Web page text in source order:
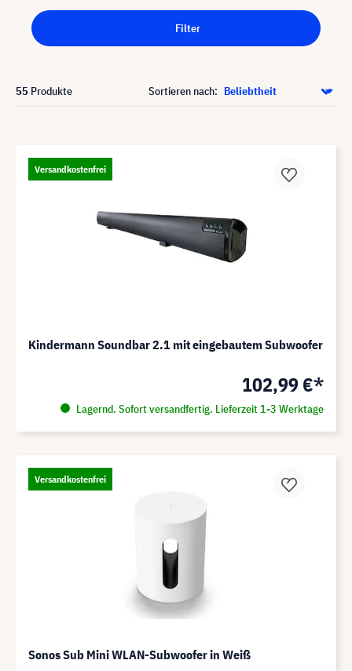
Filter
55 Produkte Sortieren nach:
Versandkostenfrei
Kindermann Soundbar 2.1 mit eingebautem Subwoofer
102,99 €*
Lagernd. Sofort versandfertig. Lieferzeit 1-3 Werktage
Versandkostenfrei
Sonos Sub Mini WLAN-Subwoofer in Weiß